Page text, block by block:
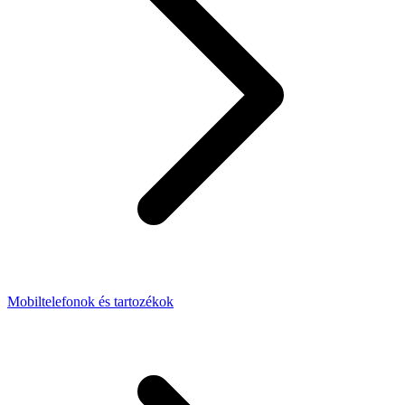
Mobiltelefonok és tartozékok